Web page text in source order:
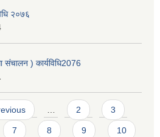
२०७६
संचालन ) कार्यविधि2076
2 3
7 8 9 10